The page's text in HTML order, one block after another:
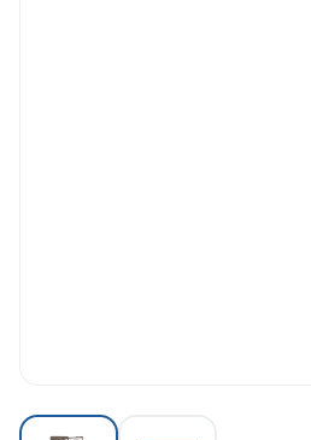
View larger image